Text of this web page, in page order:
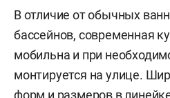
В отличие от обычных
бассейнов, современная
мобильна и при
монтируется на улице.
форм и размеров в